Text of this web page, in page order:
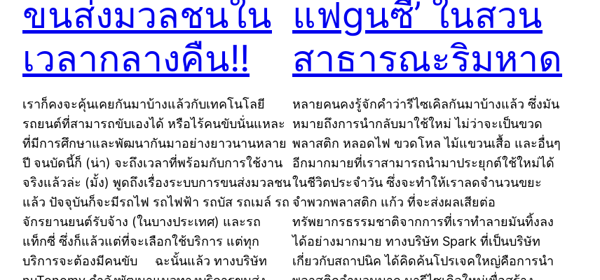
ขนส่งมวลชนใน
เวลากลางคืน!!
เราก็คงจะคุ้นเคยกันมาบ้างแล้วกับเทคโนโลยี
รถยนต์ที่สามารถขับเองได้ หรือไร้คนขับนั่นแหละ
ที่มีการศึกษาและพัฒนากันมาอย่างยาวนานหลาย
ปี จนบัดนี้ก็ (น่า) จะถึงเวลาที่พร้อมกับการใช้งาน
จริงแล้วล่ะ (มั้ง) พูดถึงเรื่องระบบการขนส่งมวลชน
แล้ว ปัจจุบันก็จะมีรถไฟ รถไฟฟ้า รถบัส รถเมล์ รถ
จักรยานยนต์รับจ้าง (ในบางประเทศ) และรถ
แท็กซี่ ซึ่งก็แล้วแต่ที่จะเลือกใช้บริการ แต่ทุก
บริการจะต้องมีคนขับ ฉะนั้นแล้ว ทางบริษัท
แฟgนซี’ ในสวน
สาธารณะริมหาด
หลายคนคงรู้จักคำว่ารีไซเคิลกันมาบ้างแล้ว ซึ่งมัน
หมายถึงการนำกลับมาใช้ใหม่ ไม่ว่าจะเป็นขวด
พลาสติก หลอดไฟ ขวดโหล ไม้แขวนเสื้อ และอื่นๆ
อีกมากมายที่เราสามารถนำมาประยุกต์ใช้ใหม่ได้
ในชีวิตประจำวัน ซึ่งจะทำให้เราลดจำนวนขยะ
จำพวกพลาสติก แก้ว ที่จะส่งผลเสียต่อ
ทรัพยากรธรรมชาติจากการที่เราทำลายมันทิ้งลง
ได้อย่างมากมาย ทางบริษัท Spark ที่เป็นบริษัท
เกี่ยวกับสถาปนิค ได้คิดค้นโปรเจคใหญ่คือการนำ